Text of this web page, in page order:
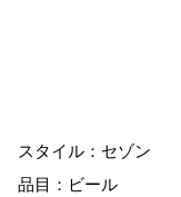
スタイル：セゾン
品目：ビール